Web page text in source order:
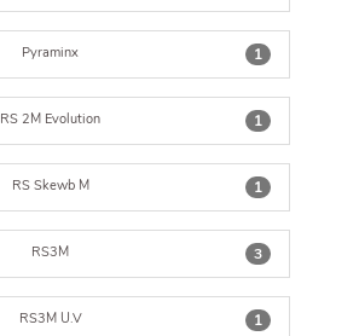
1
Pyraminx
1
RS 2M Evolution
1
RS Skewb M
3
RS3M
1
RS3M U.V